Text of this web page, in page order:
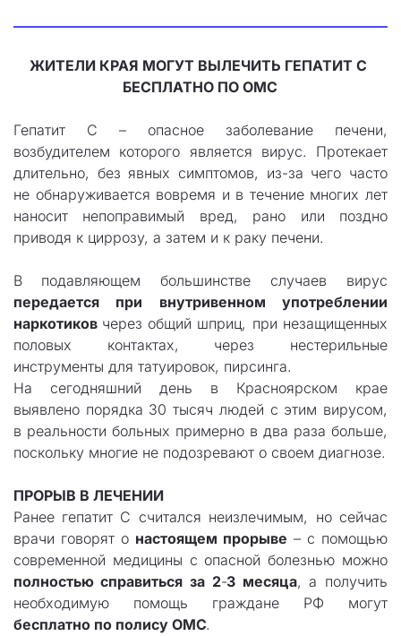
ЖИТЕЛИ КРАЯ МОГУТ ВЫЛЕЧИТЬ ГЕПАТИТ С
БЕСПЛАТНО ПО ОМС
Гепатит С – опасное заболевание печени,
возбудителем которого является вирус. Протекает
длительно, без явных симптомов, из-за чего часто
не обнаруживается вовремя и в течение многих лет
наносит непоправимый вред, рано или поздно
приводя к циррозу, а затем и к раку печени.
В подавляющем большинстве случаев вирус
передается при внутривенном употреблении
наркотиков через общий шприц, при незащищенных
половых контактах, через нестерильные
инструменты для татуировок, пирсинга.
На сегодняшний день в Красноярском крае
выявлено порядка 30 тысяч людей с этим вирусом,
в реальности больных примерно в два раза больше,
поскольку многие не подозревают о своем диагнозе.
ПРОРЫВ В ЛЕЧЕНИИ
Ранее гепатит С считался неизлечимым, но сейчас
врачи говорят о настоящем прорыве – с помощью
современной медицины с опасной болезнью можно
полностью справиться за 2-3 месяца, а получить
необходимую помощь граждане РФ могут
бесплатно по полису ОМС.